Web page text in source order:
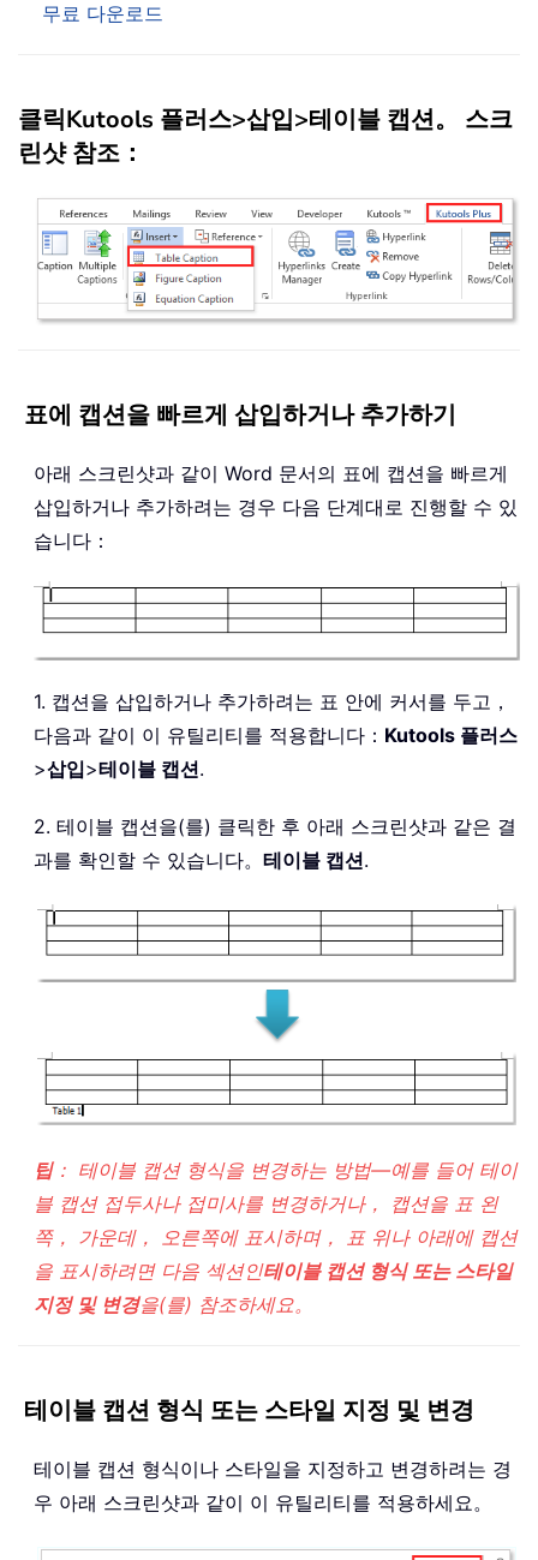
무료 다운로드
클릭Kutools 플러스>삽입>테이블 캡션。 스크
린샷 참조：
표에 캡션을 빠르게 삽입하거나 추가하기
아래 스크린샷과 같이 Word 문서의 표에 캡션을 빠르게
삽입하거나 추가하려는 경우 다음 단계대로 진행할 수 있
습니다：
1. 캡션을 삽입하거나 추가하려는 표 안에 커서를 두고，
다음과 같이 이 유틸리티를 적용합니다： Kutools 플러스
>삽입>테이블 캡션.
2. 테이블 캡션을(를) 클릭한 후 아래 스크린샷과 같은 결
과를 확인할 수 있습니다。 테이블 캡션.
팁： 테이블 캡션 형식을 변경하는 방법—예를 들어 테이
블 캡션 접두사나 접미사를 변경하거나， 캡션을 표 왼
쪽， 가운데， 오른쪽에 표시하며， 표 위나 아래에 캡션
을 표시하려면 다음 섹션인테이블 캡션 형식 또는 스타일
지정 및 변경을(를) 참조하세요。
테이블 캡션 형식 또는 스타일 지정 및 변경
테이블 캡션 형식이나 스타일을 지정하고 변경하려는 경
우 아래 스크린샷과 같이 이 유틸리티를 적용하세요。